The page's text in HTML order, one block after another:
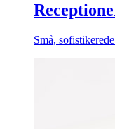
Små,